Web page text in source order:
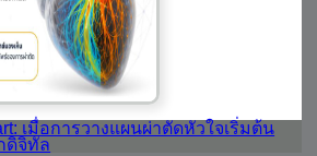
เมื่อการวางแผนผ่าตัดหัวใจเริ่มต้น
ดิจิทัล